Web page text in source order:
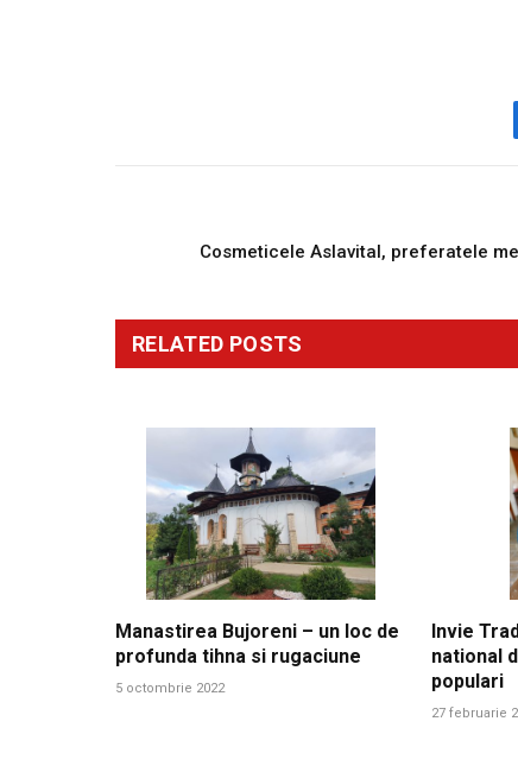
Cosmeticele Aslavital, preferatele
RELATED POSTS
Manastirea Bujoreni – un loc de
profunda tihna si rugaciune
5 octombrie 2022
Invie
national
populari
27 februarie